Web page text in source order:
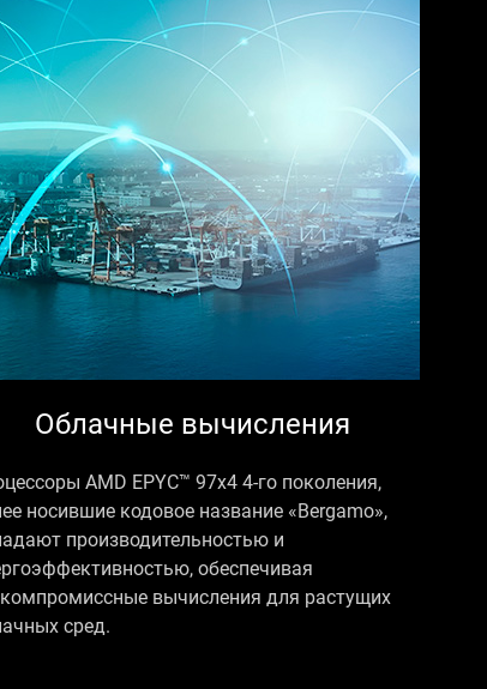
Облачные вычисления
AMD EPYC™ 97x4 4-го поколения,
носившие кодовое название «Bergamo»,
производительностью и
обеспечивая
вычисления для растущих
сред.